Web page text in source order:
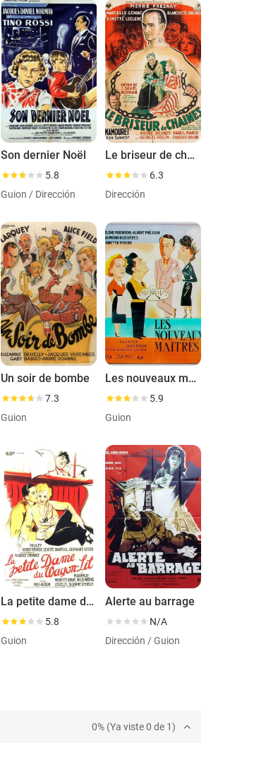
Son dernier Noël
5.8
Guion / Dirección
Le briseur de chaînes
6.3
Dirección
Un soir de bombe
7.3
Guion
Les nouveaux maîtres
5.9
Guion
La petite dame du wagon-lit
5.8
Guion
Alerte au barrage
N/A
Dirección / Guion
0% (Ya viste 0 de 1)